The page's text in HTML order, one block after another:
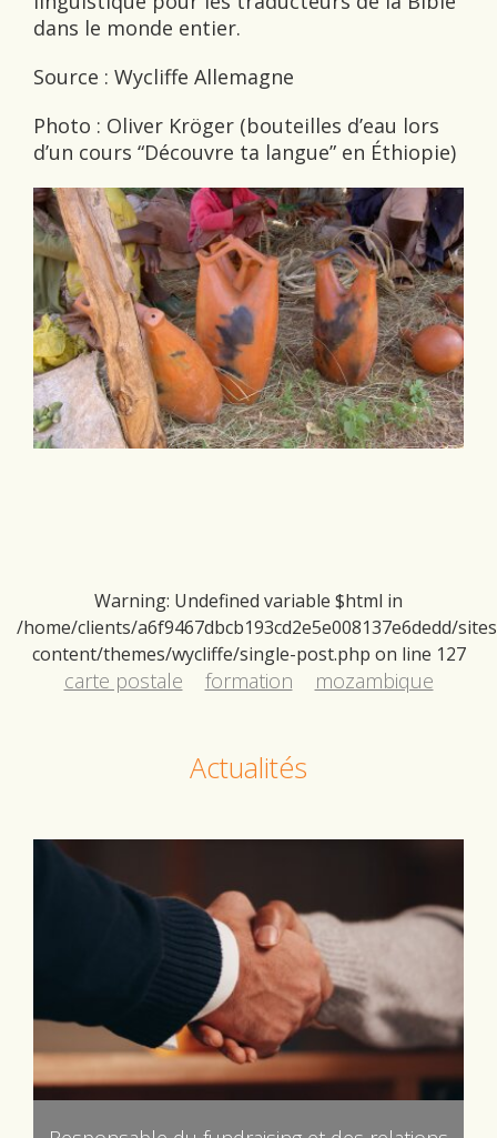
dans le monde entier.
Source : Wycliffe Allemagne
Photo : Oliver Kröger (bouteilles d’eau lors
d’un cours “Découvre ta langue” en Éthiopie)
Warning: Undefined variable $html in
/home/clients/a6f9467dbcb193cd2e5e008137e6dedd/
content/themes/wycliffe/single-post.php on line 127
carte postale formation mozambique
Actualités